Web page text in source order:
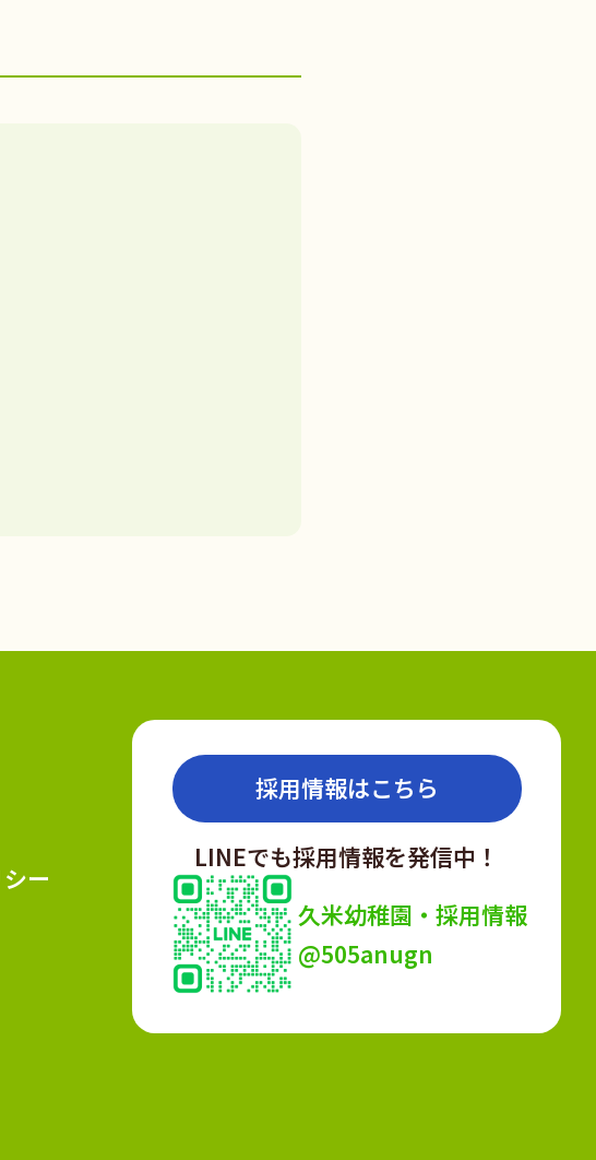
ー
採用情報はこちら
LINEでも採用情報を発信中！
久米幼稚園・採用情報
@505anugn